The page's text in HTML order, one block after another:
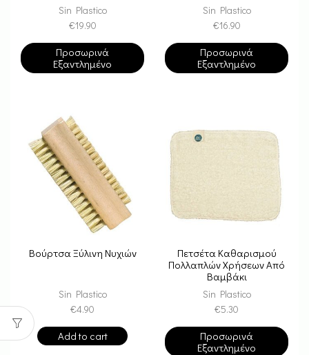
Sin Plastico
€19.90
Προσωρινά
Εξαντλημένο
Sin Plastico
€16.90
Προσωρινά
Εξαντλημένο
Βούρτσα Ξύλινη Νυχιών
Sin Plastico
€4.90
Add to cart
Πετσέτα Καθαρισμού
Πολλαπλών Χρήσεων Από
Βαμβάκι
Sin Plastico
€5.30
Προσωρινά
Εξαντλημένο